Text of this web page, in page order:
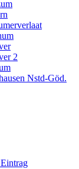
2
Nstd-Göd.